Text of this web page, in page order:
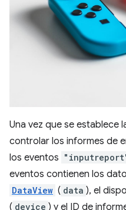
Una vez que se establece
controlar los informes de
los eventos
eventos contienen los
DataView ( data ), el
( device ) y el ID de